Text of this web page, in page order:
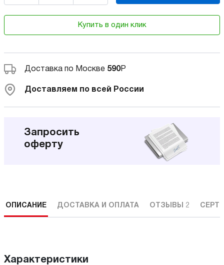
Купить в один клик
Доставка по Москве 590Р
Доставляем по всей России
Запросить
оферту
ОПИСАНИЕ ДОСТАВКА И ОПЛАТА ОТЗЫВЫ 2
Характеристики